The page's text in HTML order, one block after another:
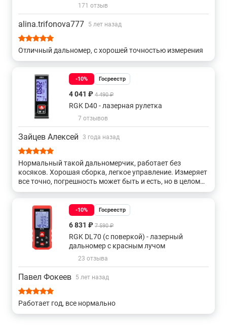
80 метров
С угломером (уклономером)
171 отзыв
alina.trifonova777 5 лет назад
Отличный дальномер, с хорошей точностью измерения
-10% Госреестр
4 041 ₽ 4 490 ₽
RGK D40 - лазерная рулетка
7 отзывов
Зайцев Алексей 3 года назад
Нормальный такой дальномерчик, работает без
косяков. Хорошая сборка, легкое управление. Измеряет
все точно, погрешность может быть и есть, но в целом
общую картину не искажает. Для ремонта просто
восторге. Цена тоже радует
-10% Госреестр
6 831 ₽ 7 590 ₽
RGK DL70 (с поверкой) - лазерный
дальномер с красным лучом
23 отзыва
Павел Фокеев 5 лет назад
Работает год, все нормально